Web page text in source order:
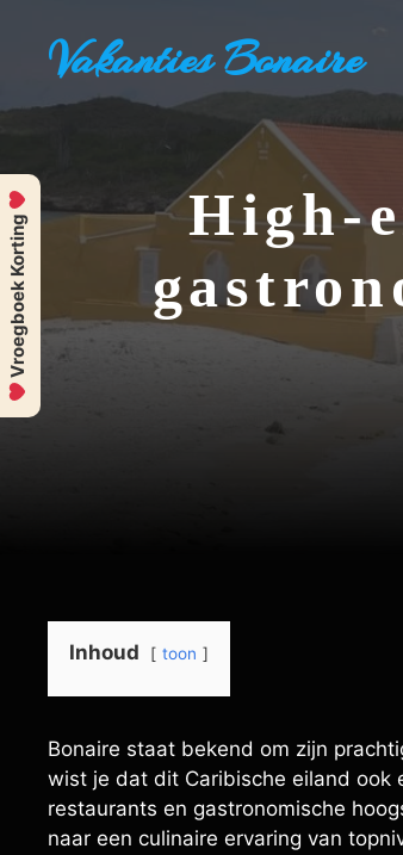
inhoud
Vakanties Bonaire
High-
Inhoud toon
Bonaire staat bekend om zijn
wist je dat dit Caribische eiland ook
restaurants en gastronomische
naar een culinaire ervaring van
Vroegboek Korting